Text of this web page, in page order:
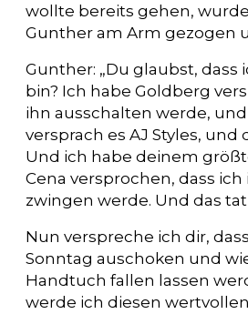
wollte bereits gehen,
Gunther am Arm gezogen
Gunther: „Du glaubst, dass
bin? Ich habe Goldberg
ihn ausschalten werde, und
versprach es AJ Styles, und
Und ich habe deinem
Cena versprochen, dass
zwingen werde. Und das tat
Nun verspreche ich dir,
Sonntag auschoken und
Handtuch fallen lassen
werde ich diesen